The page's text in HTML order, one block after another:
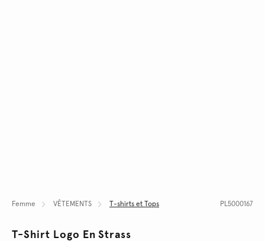
Femme VÊTEMENTS T-shirts et Tops PL5000167
T-Shirt Logo En Strass